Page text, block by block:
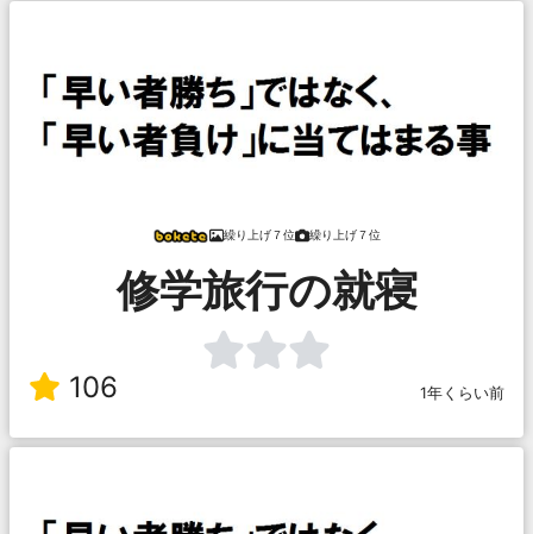
繰り上げ７位 繰り上げ７位
修学旅行の就寝
106 1年くらい前